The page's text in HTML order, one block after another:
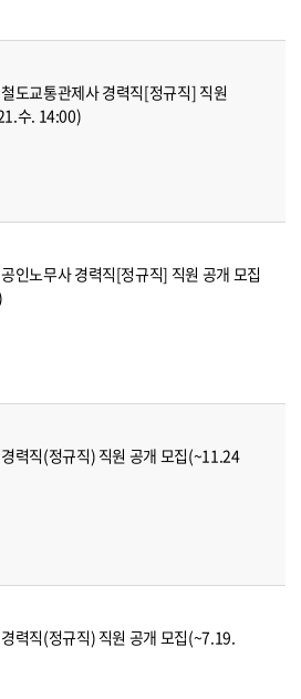
도교통관제사 경력직[정규직] 직원
수. 14:00)
인노무사 경력직[정규직] 직원 공개 모집
력직(정규직) 직원 공개 모집(~11.24
력직(정규직) 직원 공개 모집(~7.19.